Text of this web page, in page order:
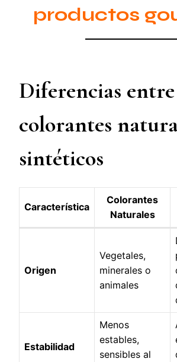
productos
Diferencias entre
colorantes
sintéticos
Característica
Colorantes
Naturales
Origen
Vegetales,
minerales o
animales
Estabilidad
Menos
estables,
sensibles al